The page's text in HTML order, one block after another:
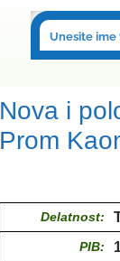
Nova i
Prom
Delatnost:
PIB: